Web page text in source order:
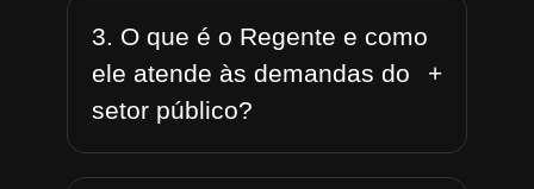
3. O que é o Regente e como
ele atende às demandas do
setor público?
+